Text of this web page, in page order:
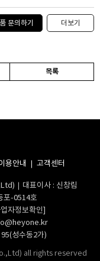
문의하기 더보기
목록
용안내 고객센터
대표이사 : 신창림
포-0514호
업자정보확인]
성수동2가)
all rights reserved